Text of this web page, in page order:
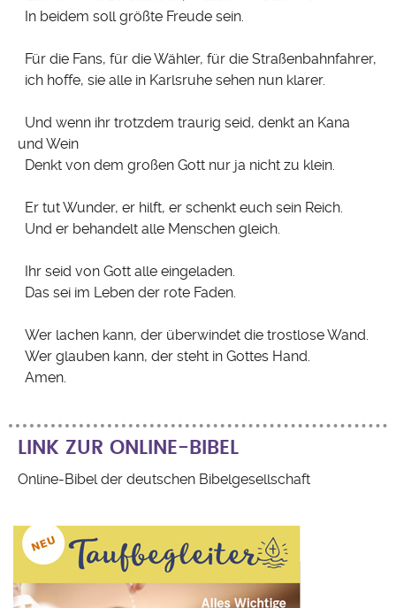
In beidem soll größte Freude sein.
Für die Fans, für die Wähler, für die Straßenbahnfahrer,
ich hoffe, sie alle in Karlsruhe sehen nun klarer.
Und wenn ihr trotzdem traurig seid, denkt an Kana
und Wein
Denkt von dem großen Gott nur ja nicht zu klein.
Er tut Wunder, er hilft, er schenkt euch sein Reich.
Und er behandelt alle Menschen gleich.
Ihr seid von Gott alle eingeladen.
Das sei im Leben der rote Faden.
Wer lachen kann, der überwindet die trostlose Wand.
Wer glauben kann, der steht in Gottes Hand.
Amen.
LINK ZUR ONLINE-BIBEL
Online-Bibel der deutschen Bibelgesellschaft